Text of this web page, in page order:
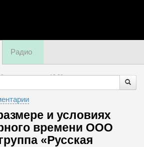
Радио
6 августа, четверг,18:29
и условиях
времени ООО
«Русская